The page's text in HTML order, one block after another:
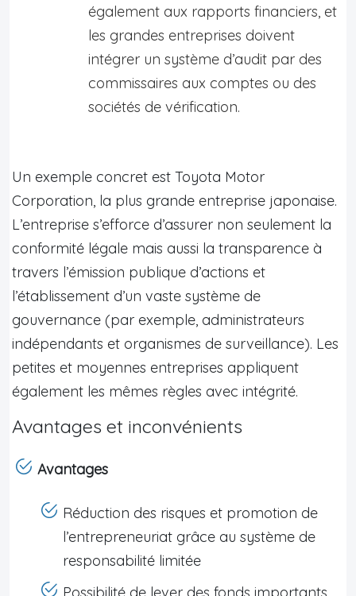
également aux rapports financiers, et
les grandes entreprises doivent
intégrer un système d’audit par des
commissaires aux comptes ou des
sociétés de vérification.
Un exemple concret est Toyota Motor
Corporation, la plus grande entreprise japonaise.
L’entreprise s’efforce d’assurer non seulement la
conformité légale mais aussi la transparence à
travers l’émission publique d’actions et
l’établissement d’un vaste système de
gouvernance (par exemple, administrateurs
indépendants et organismes de surveillance). Les
petites et moyennes entreprises appliquent
également les mêmes règles avec intégrité.
Avantages et inconvénients
Avantages
Réduction des risques et promotion de
l’entrepreneuriat grâce au système de
responsabilité limitée